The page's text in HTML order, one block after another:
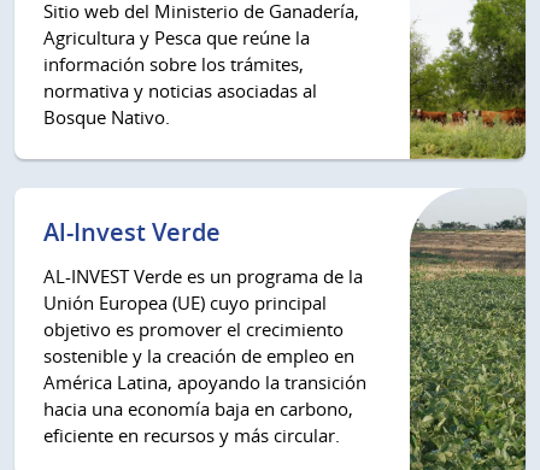
Sitio web del Ministerio de Ganadería,
Agricultura y Pesca que reúne la
información sobre los trámites,
normativa y noticias asociadas al
Bosque Nativo.
Al-Invest Verde
AL-INVEST Verde es un programa de la
Unión Europea (UE) cuyo principal
objetivo es promover el crecimiento
sostenible y la creación de empleo en
América Latina, apoyando la transición
hacia una economía baja en carbono,
eficiente en recursos y más circular.